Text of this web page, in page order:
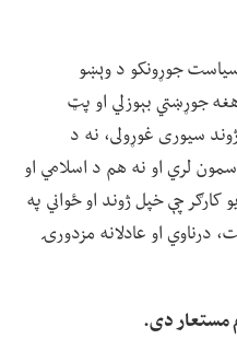
جوړونکو د وېښو
جوړښتي بېوزلي او پټ
سیوری غوړولی، نه د
لري او نه هم د اسلامي او
چې خپل ژوند او ځواني په
درناوي او عادلانه مزدورۍ
مستعار دی.